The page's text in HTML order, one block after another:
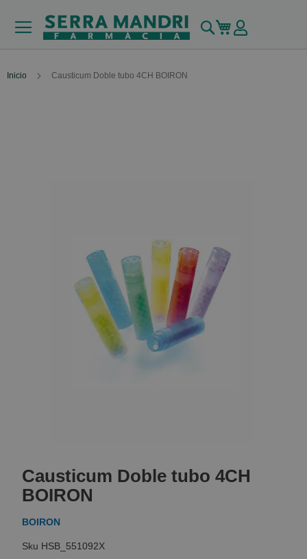
Buscar
Mi carrito
Inicio Causticum Doble tubo 4CH BOIRON
the
beginning
of
the
gallery
Causticum Doble tubo 4CH
BOIRON
BOIRON
HSB_551092X